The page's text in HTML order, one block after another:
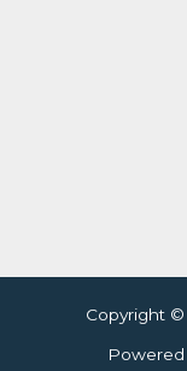
Copyright ©